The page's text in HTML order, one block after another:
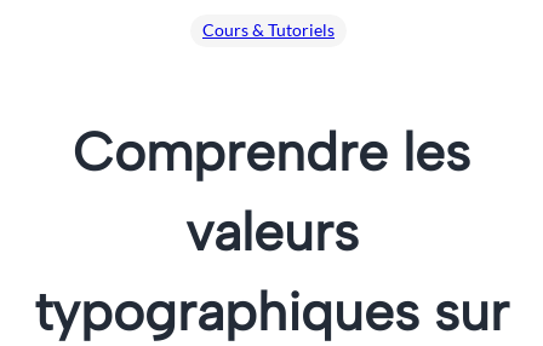
Cours & Tutoriels
Comprendre les
valeurs
typographiques sur